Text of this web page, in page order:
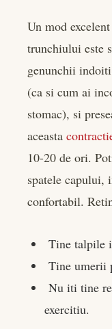
Un mod
trunchiului este
genunchii
(ca si cum ai
stomac), si
aceasta
10-20 de ori.
spatele capului,
confortabil.
Tine talpile
Tine umerii
Nu iti tine
exercitiu.